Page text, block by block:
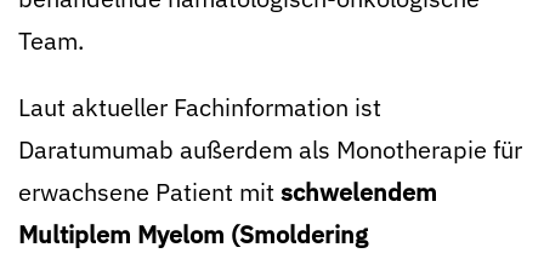
Team.
Laut aktueller Fachinformation ist
Daratumumab außerdem als Monotherapie für
erwachsene Patient mitschwelendem
Multiplem Myelom (Smoldering